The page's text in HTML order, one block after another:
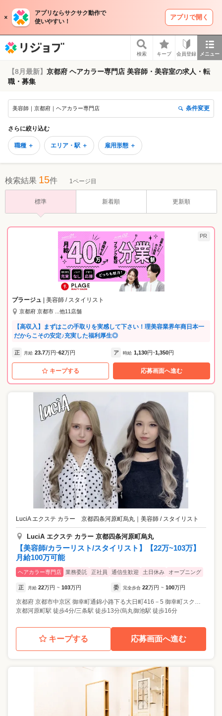
アプリならサクサク動作で
使いやすい！
アプリで開く
検索 キープ 会員登録 メニュー
【8月最新】 京都府 ヘアカラー専門店 美容師・美容室の求人・転
職・募集
美容師｜京都府｜ヘアカラー専門店 条件変更
さらに絞り込む
職種 ＋ エリア・駅 ＋ 雇用形態 ＋
検索結果 15件 1ページ目
標準 新着順 更新順
PR
プラージュ | 美容師 / スタイリスト
京都府 京都市 ...他11店舗
【高収入】まずはこの手取りを実感して下さい！理美容業界年商日本一
だからこその安定♪充実した福利厚生◎
正 月給 23.7万円~62万円 ア 時給 1,130円~1,350円
キープする 応募画面へ進む
LuciA エクステ カラー 京都四条河原町烏丸 美容師 / スタイリスト
LuciA エクステ カラー 京都四条河原町烏丸
【美容師/カラーリスト/スタイリスト】【22万~103万】
月給100万可能
ヘアカラー専門店 業務委託 正社員 通信生歓迎 土日休み オープニング
正 月給 22万円 ~ 103万円 委 完全歩合 22万円 ~ 100万円
京都府 京都市中京区 御幸町通錦小路下る大日町416－5 御幸町スクエアDECO3 2F
京都河原町駅 徒歩4分/三条駅 徒歩13分/烏丸御池駅 徒歩16分
キープする 応募画面へ進む